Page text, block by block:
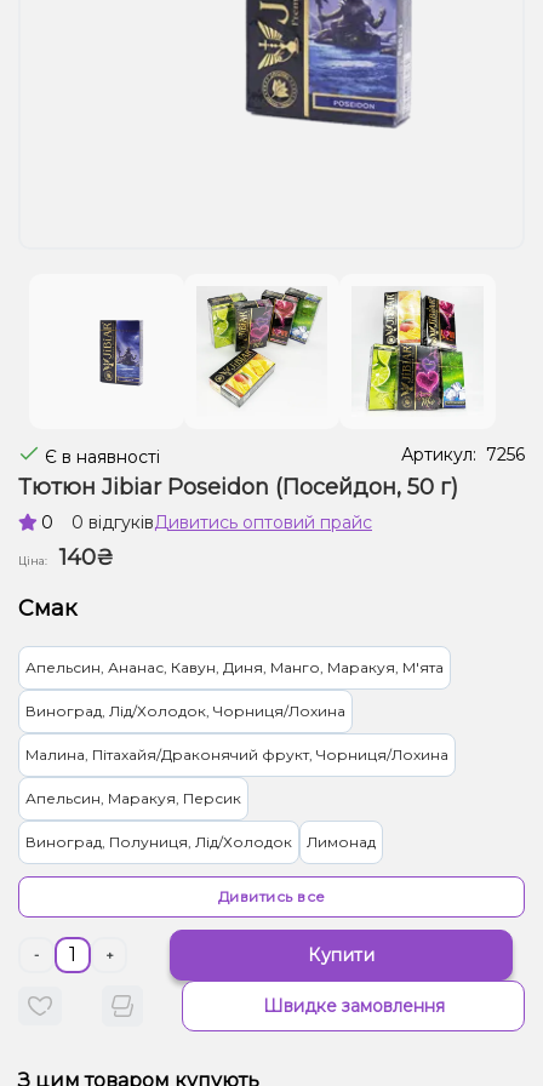
Рідини для електронних сигарет
Є в наявності Артикул: 7256
Тютюн Jibiar Poseidon (Посейдон, 50 г)
0 0 відгуківДивитись оптовий прайс
Ціна:
140₴
Смак
Апельсин, Ананас, Кавун, Диня, Манго, Маракуя, М'ята
Виноград, Лід/Холодок, Чорниця/Лохина
Малина, Пітахайя/Драконячий фрукт, Чорниця/Лохина
Апельсин, Маракуя, Персик
Виноград, Полуниця, Лід/Холодок Лимонад
Ананас, Лід/Холодок, Манго
Апельсин, Грейпфрут, Лайм, Лід/Холодок, Лимон, М'ята
Лід/Холодок, Малина, Мандарин Диня, М'ята
Дивитись все
- + Купити
Швидке замовлення
З цим товаром купують